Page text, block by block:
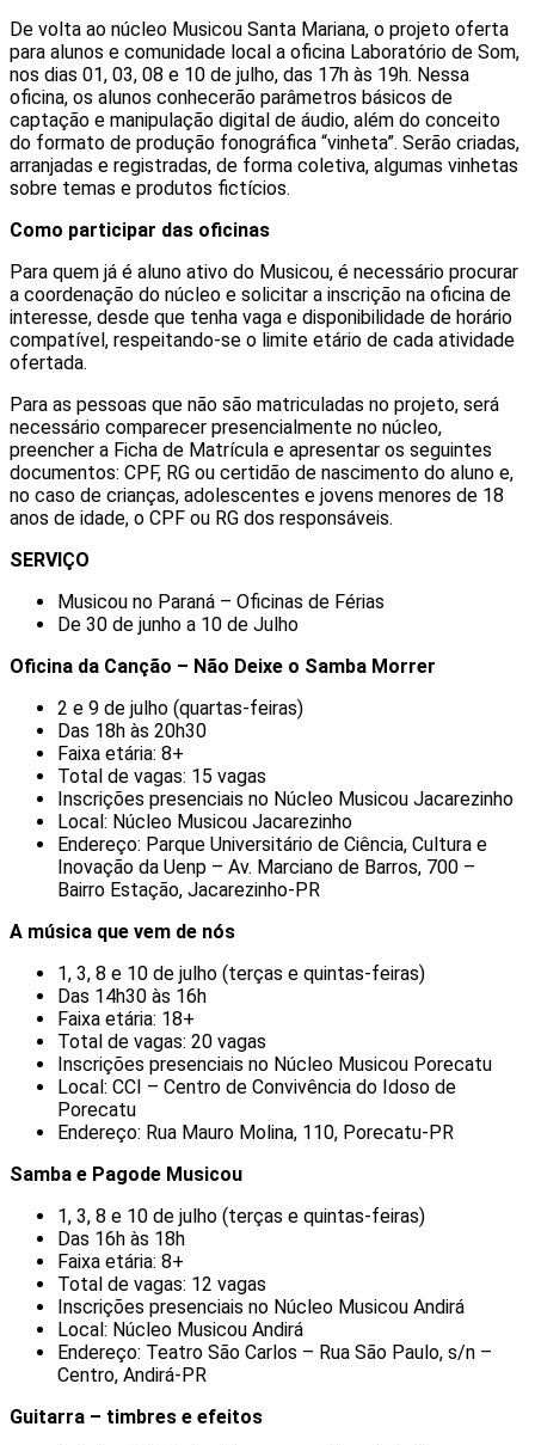
De volta ao núcleo Musicou Santa Mariana, o projeto oferta
para alunos e comunidade local a oficina Laboratório de Som,
nos dias 01, 03, 08 e 10 de julho, das 17h às 19h. Nessa
oficina, os alunos conhecerão parâmetros básicos de
captação e manipulação digital de áudio, além do conceito
do formato de produção fonográfica “vinheta”. Serão criadas,
arranjadas e registradas, de forma coletiva, algumas vinhetas
sobre temas e produtos fictícios.
Como participar das oficinas
Para quem já é aluno ativo do Musicou, é necessário procurar
a coordenação do núcleo e solicitar a inscrição na oficina de
interesse, desde que tenha vaga e disponibilidade de horário
compatível, respeitando-se o limite etário de cada atividade
ofertada.
Para as pessoas que não são matriculadas no projeto, será
necessário comparecer presencialmente no núcleo,
preencher a Ficha de Matrícula e apresentar os seguintes
documentos: CPF, RG ou certidão de nascimento do aluno e,
no caso de crianças, adolescentes e jovens menores de 18
anos de idade, o CPF ou RG dos responsáveis.
SERVIÇO
Musicou no Paraná – Oficinas de Férias
De 30 de junho a 10 de Julho
Oficina da Canção – Não Deixe o Samba Morrer
2 e 9 de julho (quartas-feiras)
Das 18h às 20h30
Faixa etária: 8+
Total de vagas: 15 vagas
Inscrições presenciais no Núcleo Musicou Jacarezinho
Local: Núcleo Musicou Jacarezinho
Endereço: Parque Universitário de Ciência, Cultura e
Inovação da Uenp – Av. Marciano de Barros, 700 –
Bairro Estação, Jacarezinho-PR
A música que vem de nós
1, 3, 8 e 10 de julho (terças e quintas-feiras)
Das 14h30 às 16h
Faixa etária: 18+
Total de vagas: 20 vagas
Inscrições presenciais no Núcleo Musicou Porecatu
Local: CCI – Centro de Convivência do Idoso de
Porecatu
Endereço: Rua Mauro Molina, 110, Porecatu-PR
Samba e Pagode Musicou
1, 3, 8 e 10 de julho (terças e quintas-feiras)
Das 16h às 18h
Faixa etária: 8+
Total de vagas: 12 vagas
Inscrições presenciais no Núcleo Musicou Andirá
Local: Núcleo Musicou Andirá
Endereço: Teatro São Carlos – Rua São Paulo, s/n –
Centro, Andirá-PR
Guitarra – timbres e efeitos